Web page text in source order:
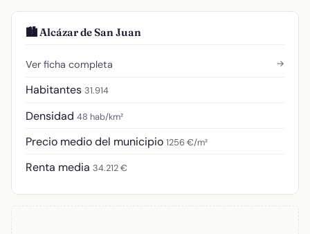
🏙️ Alcázar de San Juan
Ver ficha completa →
Habitantes 31.914
Densidad 48 hab/km²
Precio medio del municipio 1256 €/m²
Renta media 34.212 €